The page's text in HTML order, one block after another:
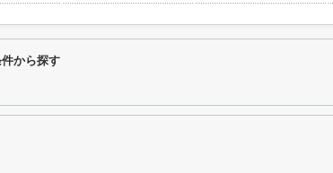
から探す